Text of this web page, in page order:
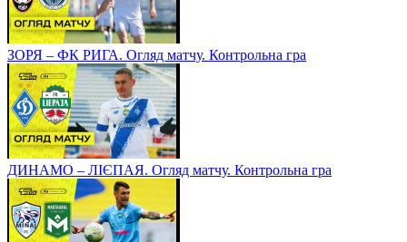
ЗОРЯ – ФК РИГА. Огляд матчу. Контрольна гра
ДИНАМО – ЛІЄПАЯ. Огляд матчу. Контрольна гра